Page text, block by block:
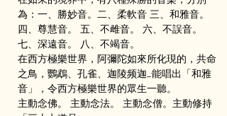
為：一、勝妙音。二、柔軟音 三、和雅音。
四、尊慧音。 五、不雌音。 六、不誤音。
七、深遠音。 八、不竭音。
在西方極樂世界，阿彌陀如來所化現的，共命
之鳥，鸚鵡、孔雀、迦陵频迦......·能唱出「和雅
音」，令西方極樂世界的眾生一聽。
主動念佛。 主動念法。 主動念僧。主動修持